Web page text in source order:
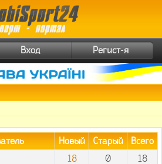
Вход Регист-я
Новый Старый
Всего
18 0
18